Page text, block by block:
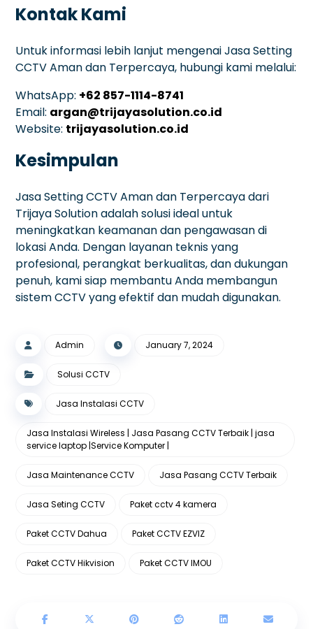
Kontak Kami
Untuk informasi lebih lanjut mengenai Jasa Setting
CCTV Aman dan Terpercaya, hubungi kami melalui:
WhatsApp: +62 857-1114-8741
Email: argan@trijayasolution.co.id
Website: trijayasolution.co.id
Kesimpulan
Jasa Setting CCTV Aman dan Terpercaya dari
Trijaya Solution adalah solusi ideal untuk
meningkatkan keamanan dan pengawasan di
lokasi Anda. Dengan layanan teknis yang
profesional, perangkat berkualitas, dan dukungan
penuh, kami siap membantu Anda membangun
sistem CCTV yang efektif dan mudah digunakan.
Admin January 7, 2024
Solusi CCTV
Jasa Instalasi CCTV
Jasa Instalasi Wireless | Jasa Pasang CCTV Terbaik | jasa
service laptop |Service Komputer |
Jasa Maintenance CCTV Jasa Pasang CCTV Terbaik
Jasa Seting CCTV Paket cctv 4 kamera
Paket CCTV Dahua Paket CCTV EZVIZ
Paket CCTV Hikvision Paket CCTV IMOU